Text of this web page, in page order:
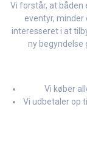
Vi forstår, at
eventyr, minder
interesseret i at
ny begyndelse
Vi køber
Vi udbetaler op